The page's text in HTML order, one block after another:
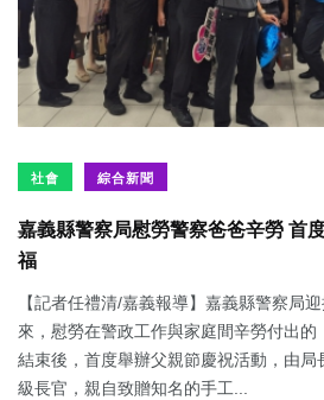
社會 綜合新聞
嘉義縣警察局慰勞警察爸爸辛勞 首
福
【記者任禮清/嘉義報導】嘉義縣警察局
來，慰勞在警政工作與家庭間辛勞付出的
結束後，首度舉辦父親節慶祝活動，由局
級長官，親自致贈知名的手工...